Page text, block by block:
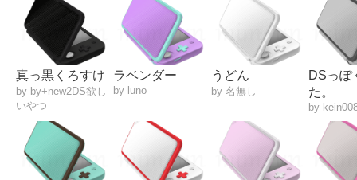
真っ黒くろすけ
by by+new2DS欲し
いやつ
ラベンダー
by luno
うどん
by 名無し
DSっぽ
た。
by